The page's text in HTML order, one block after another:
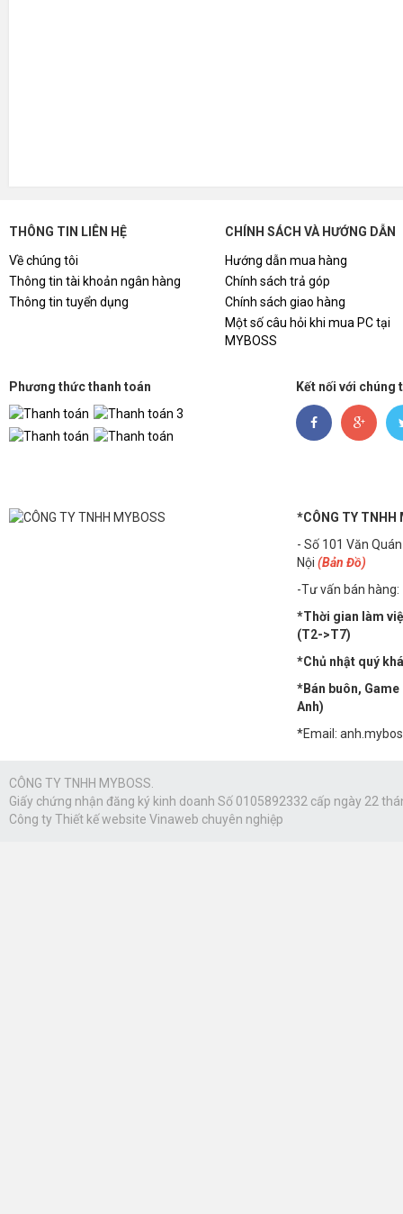
THÔNG TIN LIÊN HỆ
Về chúng tôi
Thông tin tài khoản ngân hàng
Thông tin tuyển dụng
CHÍNH SÁCH VÀ HƯỚNG DẪN
Hướng dẫn mua hàng
Chính sách trả góp
Chính sách giao hàng
Một số câu hỏi khi mua PC tại
MYBOSS
Phương thức thanh toán Kết nối với chúng
*CÔNG TY TNHH
- Số 101 Văn
Nội (Bản Đồ)
-Tư vấn bán hàng:
*Thời gian làm
(T2->T7)
*Chủ nhật quý
*Bán buôn, Game
Anh)
*Email:
CÔNG TY TNHH MYBOSS.
Giấy chứng nhận đăng ký kinh doanh Số 0105892332 cấp ngày 22
Công tyThiết kế website Vinaweb chuyên nghiệp